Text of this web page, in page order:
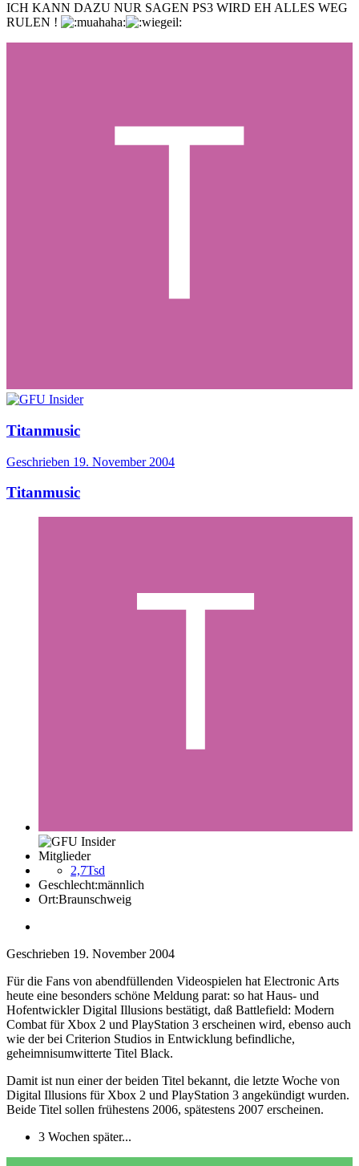
ICH KANN DAZU NUR SAGEN PS3 WIRD EH ALLES WEG
RULEN !
Titanmusic
Geschrieben 19. November 2004
Titanmusic
Mitglieder
2,7Tsd
Geschlecht:männlich
Ort:Braunschweig
Geschrieben 19. November 2004
Für die Fans von abendfüllenden Videospielen hat Electronic Arts
heute eine besonders schöne Meldung parat: so hat Haus- und
Hofentwickler Digital Illusions bestätigt, daß Battlefield: Modern
Combat für Xbox 2 und PlayStation 3 erscheinen wird, ebenso auch
wie der bei Criterion Studios in Entwicklung befindliche,
geheimnisumwitterte Titel Black.
Damit ist nun einer der beiden Titel bekannt, die letzte Woche von
Digital Illusions für Xbox 2 und PlayStation 3 angekündigt wurden.
Beide Titel sollen frühestens 2006, spätestens 2007 erscheinen.
3 Wochen später...